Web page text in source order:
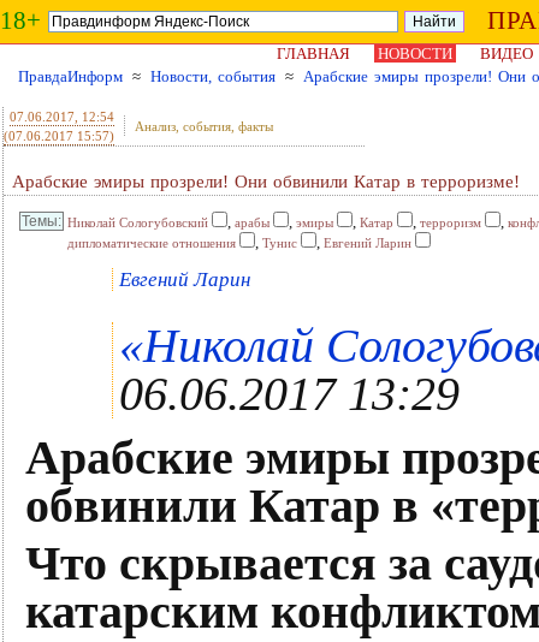
18+
ГЛАВНАЯ НОВОСТИ
ВИДЕО
ПравдаИнформ ≈ Новости, события ≈ Арабские эмиры прозрели! Они
07.06.2017 , 12:54
(07.06.2017 15:57)
Анализ, события, факты
Арабские эмиры прозрели! Они обвинили Катар в терроризме!
Николай Сологубовский , арабы , эмиры , Катар , терроризм ,
дипломатические отношения
, Тунис , Евгений Ларин
Евгений Ларин
«Николай
06.06.2017 13:29
Арабские эмиры
обвинили Катар в
Что скрывается за
катарским